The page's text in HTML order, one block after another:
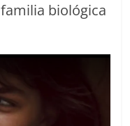
biológica